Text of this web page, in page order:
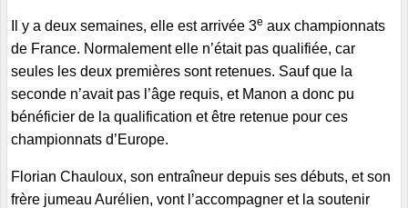
Il y a deux semaines, elle est arrivée 3e aux championnats
de France. Normalement elle n’était pas qualifiée, car
seules les deux premières sont retenues. Sauf que la
seconde n’avait pas l’âge requis, et Manon a donc pu
bénéficier de la qualification et être retenue pour ces
championnats d’Europe.
Florian Chauloux, son entraîneur depuis ses débuts, et son
frère jumeau Aurélien, vont l’accompagner et la soutenir